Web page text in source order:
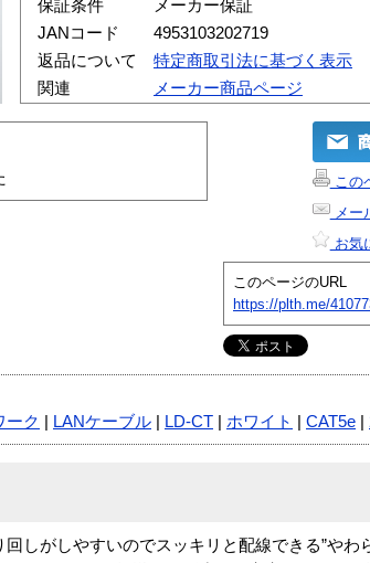
保証条件
メーカー保証
JANコード
4953103202719
返品について
特定商取引法に基づく表示
関連
メーカー商品ページ
この
メー
お気
このページのURL
https://plth.me/
ーク LANケーブル LD-CT ホワイト CAT5e
しがしやすいのでスッキリと配線できる”やわ